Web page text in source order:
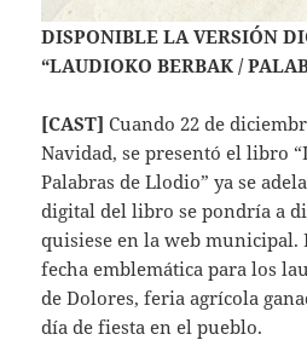
DISPONIBLE LA VERSIÓN
“LAUDIOKO BERBAK /
[CAST] Cuando 22 de
Navidad, se presentó el libro
Palabras de Llodio” ya se
digital del libro se pondría a
quisiese en la web municipal.
fecha emblemática para los
de Dolores, feria agrícola
día de fiesta en el pueblo.